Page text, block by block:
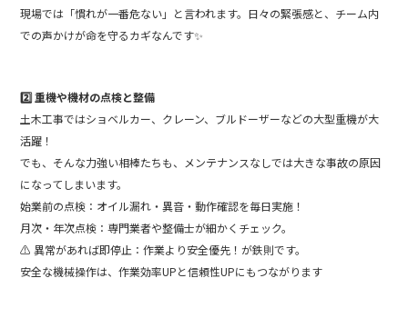
現場では「慣れが一番危ない」と言われます。日々の緊張感と、チーム内
での声かけが命を守るカギなんです✨
2️⃣ 重機や機材の点検と整備
土木工事ではショベルカー、クレーン、ブルドーザーなどの大型重機が大
活躍！
でも、そんな力強い相棒たちも、メンテナンスなしでは大きな事故の原因
になってしまいます。
始業前の点検：オイル漏れ・異音・動作確認を毎日実施！
月次・年次点検：専門業者や整備士が細かくチェック。
⚠️ 異常があれば即停止：作業より安全優先！が鉄則です。
安全な機械操作は、作業効率UPと信頼性UPにもつながります